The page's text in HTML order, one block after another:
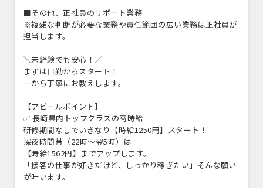
■その他、正社員のサポート業務
※複雑な判断が必要な業務や責任範囲の広い業務は正社員が
担当します。
＼未経験でも安心！／
まずは日勤からスタート！
一から丁寧にお教えします。
【アピールポイント】
✅ 長崎県内トップクラスの高時給
研修期間なしでいきなり【時給1250円】スタート！
深夜時間帯（22時～翌5時）は
【時給1562円】までアップします。
「接客の仕事が好きだけど、しっかり稼ぎたい」そんな願い
が叶います。